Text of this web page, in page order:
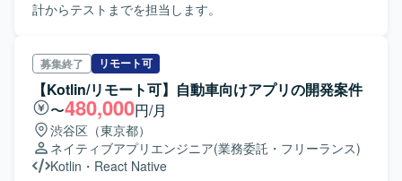
計からテストまでを担当します。
募集終了 リモート可
【Kotlin/リモート可】自動車向けアプリの開発案件
〜480,000円/月
渋谷区（東京都）
ネイティブアプリエンジニア(業務委託・フリーランス)
Kotlin ・ React Native